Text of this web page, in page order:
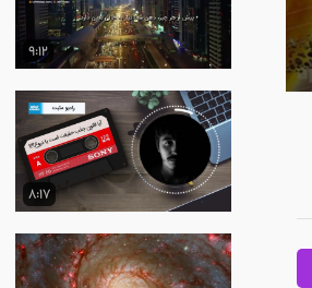
0
9:12
8:17